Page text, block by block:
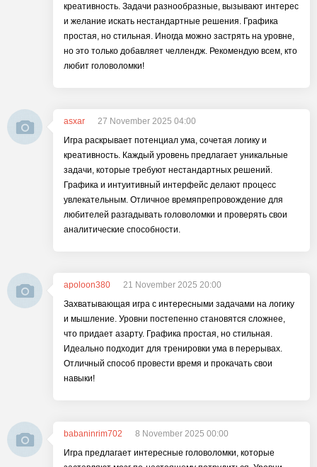
креативность. Задачи разнообразные, вызывают интерес
и желание искать нестандартные решения. Графика
простая, но стильная. Иногда можно застрять на уровне,
но это только добавляет челлендж. Рекомендую всем, кто
любит головоломки!
asxar
27 November 2025 04:00
Игра раскрывает потенциал ума, сочетая логику и
креативность. Каждый уровень предлагает уникальные
задачи, которые требуют нестандартных решений.
Графика и интуитивный интерфейс делают процесс
увлекательным. Отличное времяпрепровождение для
любителей разгадывать головоломки и проверять свои
аналитические способности.
apoloon380
21 November 2025 20:00
Захватывающая игра с интересными задачами на логику
и мышление. Уровни постепенно становятся сложнее,
что придает азарту. Графика простая, но стильная.
Идеально подходит для тренировки ума в перерывах.
Отличный способ провести время и прокачать свои
навыки!
babaninrim702
8 November 2025 00:00
Игра предлагает интересные головоломки, которые